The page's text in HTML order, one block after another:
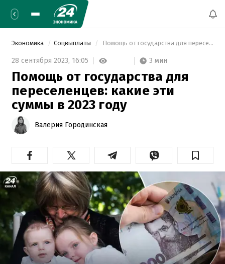
Экономика Соцвыплаты Помощь от государства для переселенцев: какие эти суммы в 2023 году
28 сентября 2023, 16:05 3 мин
Помощь от государства для
переселенцев: какие эти
суммы в 2023 году
Валерия Городинская